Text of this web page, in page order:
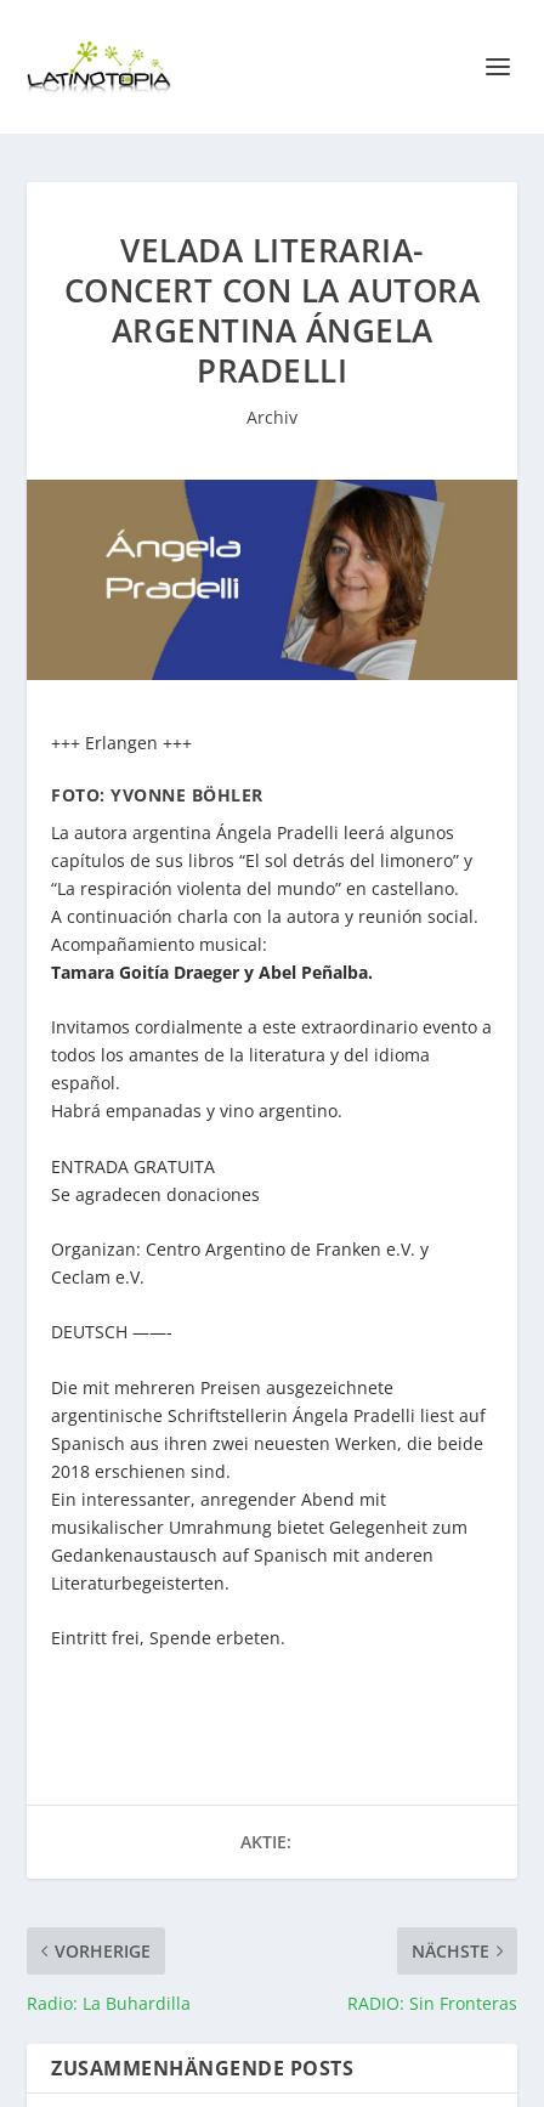
VELADA LITERARIA-
CONCERT CON LA AUTORA
ARGENTINA ÁNGELA
PRADELLI
Archiv
+++ Erlangen +++
FOTO: YVONNE BÖHLER
La autora argentina Ángela Pradelli leerá algunos
capítulos de sus libros “El sol detrás del limonero” y
“La respiración violenta del mundo” en castellano.
A continuación charla con la autora y reunión social.
Acompañamiento musical:
Tamara Goitía Draeger y Abel Peñalba.
Invitamos cordialmente a este extraordinario evento a
todos los amantes de la literatura y del idioma
español.
Habrá empanadas y vino argentino.
ENTRADA GRATUITA
Se agradecen donaciones
Organizan: Centro Argentino de Franken e.V. y
Ceclam e.V.
DEUTSCH ——-
Die mit mehreren Preisen ausgezeichnete
argentinische Schriftstellerin Ángela Pradelli liest auf
Spanisch aus ihren zwei neuesten Werken, die beide
2018 erschienen sind.
Ein interessanter, anregender Abend mit
musikalischer Umrahmung bietet Gelegenheit zum
Gedankenaustausch auf Spanisch mit anderen
Literaturbegeisterten.
Eintritt frei, Spende erbeten.
AKTIE:
VORHERIGE
Radio: La Buhardilla
NÄCHSTE
RADIO: Sin Fronteras
ZUSAMMENHÄNGENDE POSTS